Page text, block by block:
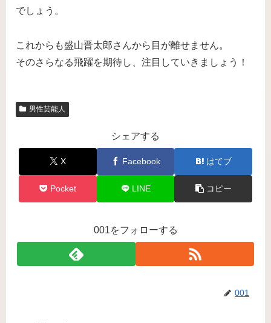
でしょう。
これからも盛山晋太郎さんから目が離せません。
そのさらなる飛躍を期待し、注目していきましょう！
男性芸能人
シェアする
X Facebook はてブ
Pocket LINE コピー
001をフォローする
001